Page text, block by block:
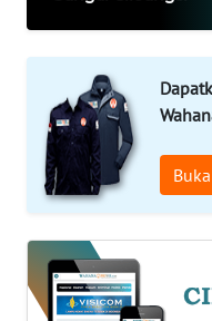
INDEKS
KONTAK
KAMI
TENTANG